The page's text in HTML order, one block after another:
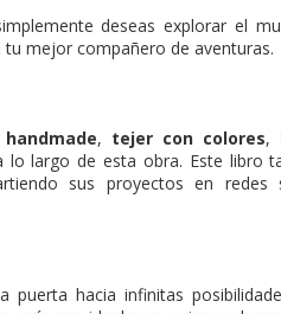
deseas explorar el
mejor compañero de aventuras.
handmade, tejer con colores,
lo largo de esta obra. Este libro
sus proyectos en redes
hacia infinitas